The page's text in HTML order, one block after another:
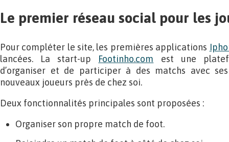
Le premier réseau social pour les
Pour compléter le site, les premières applications
lancées. La start-up Footinho.com est une
d’organiser et de participer à des matchs avec
nouveaux joueurs près de chez soi.
Deux fonctionnalités principales sont proposées :
Organiser son propre match de foot.